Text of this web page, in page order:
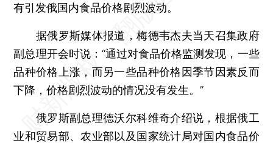
有引发俄国内食品价格剧烈波动。
据俄罗斯媒体报道，梅德韦杰夫当天召集政府
副总理开会时说：“通过对食品价格监测发现，一些
品种价格上涨，而另一些品种价格因季节因素反而
下降，价格剧烈波动的情况没有发生。”
俄罗斯副总理德沃尔科维奇介绍说，根据俄工
业和贸易部、农业部以及国家统计局对国内食品价